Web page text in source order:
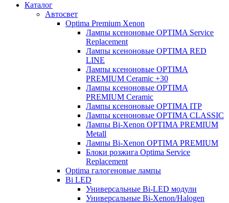
Каталог
Автосвет
Optima Premium Xenon
Лампы ксеноновые OPTIMA Service
Replacement
Лампы ксеноновые OPTIMA RED
LINE
Лампы ксеноновые OPTIMA
PREMIUM Ceramic +30
Лампы ксеноновые OPTIMA
PREMIUM Ceramic
Лампы ксеноновые OPTIMA ITP
Лампы ксеноновые OPTIMA CLASSIC
Лампы Bi-Xenon OPTIMA PREMIUM
Metall
Лампы Bi-Xenon OPTIMA PREMIUM
Блоки розжига Optima Service
Replacement
Optima галогеновые лампы
Bi LED
Универсальные Bi-LED модули
Универсальные Bi-Xenon/Halogen